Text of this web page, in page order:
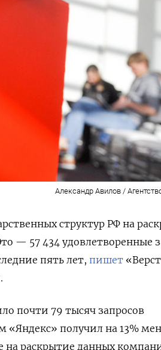
Александр Авилов /
структур РФ на
— 57 434 удовлетворенные
пять лет, пишет
почти 79 тысяч запросов
«Яндекс» получил на 13%
на раскрытие данных